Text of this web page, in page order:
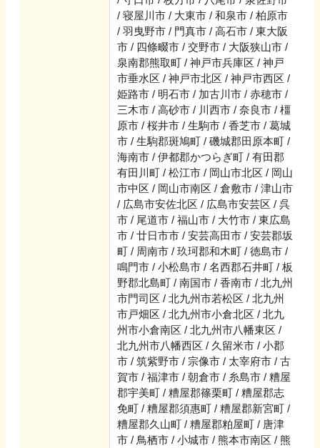
/ 寝屋川市 / 大東市 / 和泉市 / 柏原市
/ 羽曳野市 / 門真市 / 高石市 / 東大阪
市 / 四條畷市 / 交野市 / 大阪狭山市 /
泉南郡熊取町 / 神戸市兵庫区 / 神戸
市垂水区 / 神戸市北区 / 神戸市西区 /
姫路市 / 明石市 / 加古川市 / 赤穂市 /
三木市 / 高砂市 / 川西市 / 奈良市 / 橿
原市 / 桜井市 / 生駒市 / 香芝市 / 葛城
市 / 生駒郡斑鳩町 / 磯城郡田原本町 /
海南市 / 伊都郡かつらぎ町 / 有田郡
有田川町 / 松江市 / 岡山市北区 / 岡山
市中区 / 岡山市南区 / 倉敷市 / 津山市
/ 広島市安佐北区 / 広島市安芸区 / 呉
市 / 尾道市 / 福山市 / 大竹市 / 東広島
市 / 廿日市市 / 安芸高田市 / 安芸郡坂
町 / 周南市 / 玖珂郡和木町 / 徳島市 /
鳴門市 / 小松島市 / 名西郡石井町 / 板
野郡北島町 / 南国市 / 香南市 / 北九州
市門司区 / 北九州市若松区 / 北九州
市戸畑区 / 北九州市小倉北区 / 北九
州市小倉南区 / 北九州市八幡東区 /
北九州市八幡西区 / 久留米市 / 小郡
市 / 筑紫野市 / 宗像市 / 太宰府市 / 古
賀市 / 福津市 / 朝倉市 / 糸島市 / 糟屋
郡宇美町 / 糟屋郡篠栗町 / 糟屋郡志
免町 / 糟屋郡須惠町 / 糟屋郡新宮町 /
糟屋郡久山町 / 糟屋郡粕屋町 / 唐津
市 / 鳥栖市 / 小城市 / 熊本市南区 / 熊